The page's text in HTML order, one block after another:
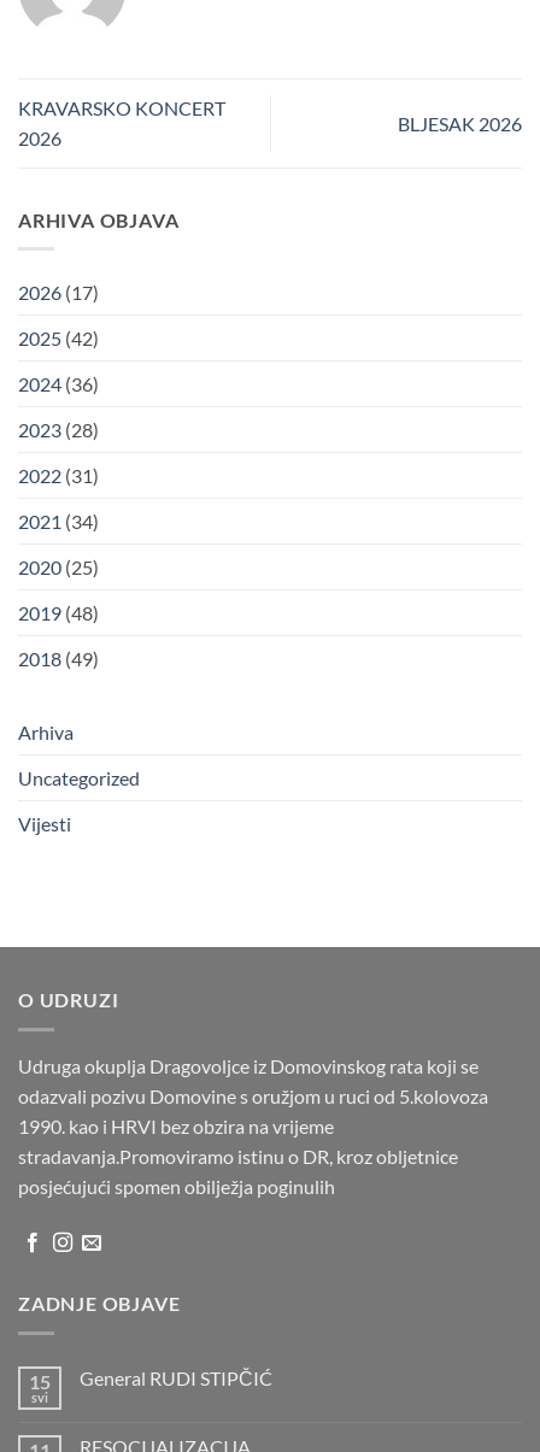
KRAVARSKO KONCERT
2026
BLJESAK 2026
ARHIVA OBJAVA
2026 (17)
2025 (42)
2024 (36)
2023 (28)
2022 (31)
2021 (34)
2020 (25)
2019 (48)
2018 (49)
Arhiva
Uncategorized
Vijesti
O UDRUZI
Udruga okuplja Dragovoljce iz Domovinskog rata koji se
odazvali pozivu Domovine s oružjom u ruci od 5.kolovoza
1990. kao i HRVI bez obzira na vrijeme
stradavanja.Promoviramo istinu o DR, kroz obljetnice
posjećujući spomen obilježja poginulih
ZADNJE OBJAVE
15
svi
General RUDI STIPČIĆ
RESOCIJALIZACIJA